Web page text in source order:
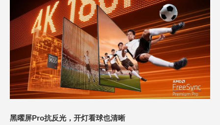
黑曜屏Pro抗反光，开灯看球也清晰